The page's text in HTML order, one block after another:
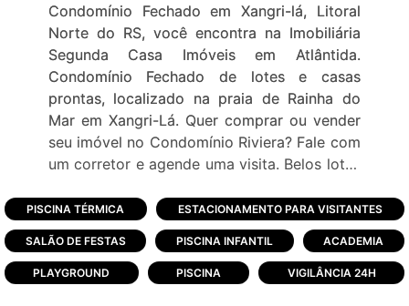
Condomínio Fechado em Xangri-lá, Litoral
Norte do RS, você encontra na Imobiliária
Segunda Casa Imóveis em Atlântida.
Condomínio Fechado de lotes e casas
prontas, localizado na praia de Rainha do
Mar em Xangri-Lá. Quer comprar ou vender
seu imóvel no Condomínio Riviera? Fale com
um corretor e agende uma visita. Belos lotes
sobrados à venda! Imagine um condomínio
que está ali, só esperando você e sua família
para usufruir do melhor no litoral. Quer
descanso? Então que tal o privilégio de
PISCINA TÉRMICA ESTACIONAMENTO PARA VISITANTES
SALÃO DE FESTAS PISCINA INFANTIL ACADEMIA
PLAYGROUND PISCINA VIGILÂNCIA 24H